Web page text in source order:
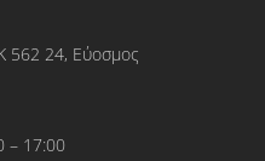
562 24, Εύοσμος
– 17:00